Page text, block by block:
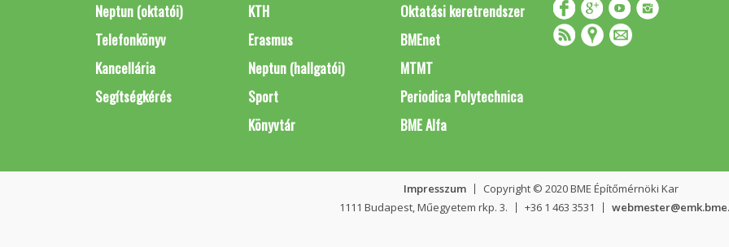
Neptun (oktatói)
Telefonkönyv
Kancellária
Segítségkérés
KTH
Erasmus
Neptun (hallgatói)
Sport
Könyvtár
Oktatási keretrendszer
BMEnet
MTMT
Periodica Polytechnica
BME Alfa
Impresszum
Copyright © 2020 BME Építőmérnöki Kar
1111 Budapest, Műegyetem rkp. 3.
+36 1 463 3531